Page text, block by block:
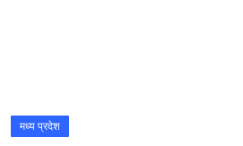
राज्य
मध्य प्रदेश